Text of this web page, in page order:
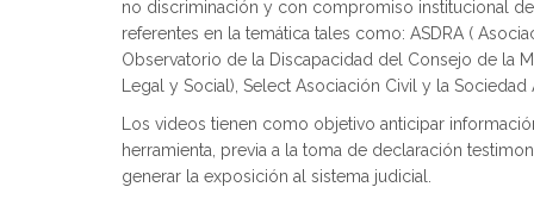
no discriminación y con compromiso institucional
referentes en la temática tales como: ASDRA (
Observatorio de la Discapacidad del Consejo de la
Legal y Social), Select Asociación Civil y la
Los videos tienen como objetivo anticipar
herramienta, previa a la toma de declaración
generar la exposición al sistema judicial.